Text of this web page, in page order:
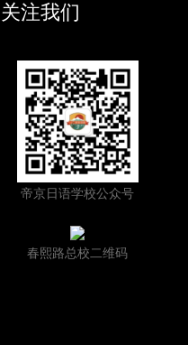
关注我们
帝京日语学校公众号
春熙路总校二维码